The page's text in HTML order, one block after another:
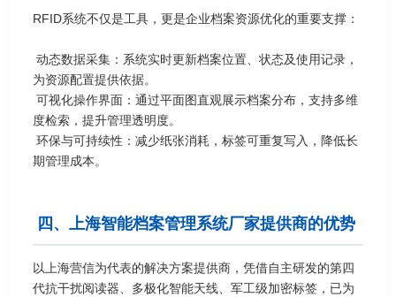
RFID系统不仅是工具，更是企业档案资源优化的重要支撑：
动态数据采集：系统实时更新档案位置、状态及使用记录，
为资源配置提供依据。
可视化操作界面：通过平面图直观展示档案分布，支持多维
度检索，提升管理透明度。
环保与可持续性：减少纸张消耗，标签可重复写入，降低长
期管理成本。
四、上海智能档案管理系统厂家提供商的优势
以上海营信为代表的解决方案提供商，凭借自主研发的第四
代抗干扰阅读器、多极化智能天线、军工级加密标签，已为